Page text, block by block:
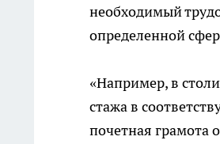
необходимый
определенной
«Например, в
стажа в
почетная грамота